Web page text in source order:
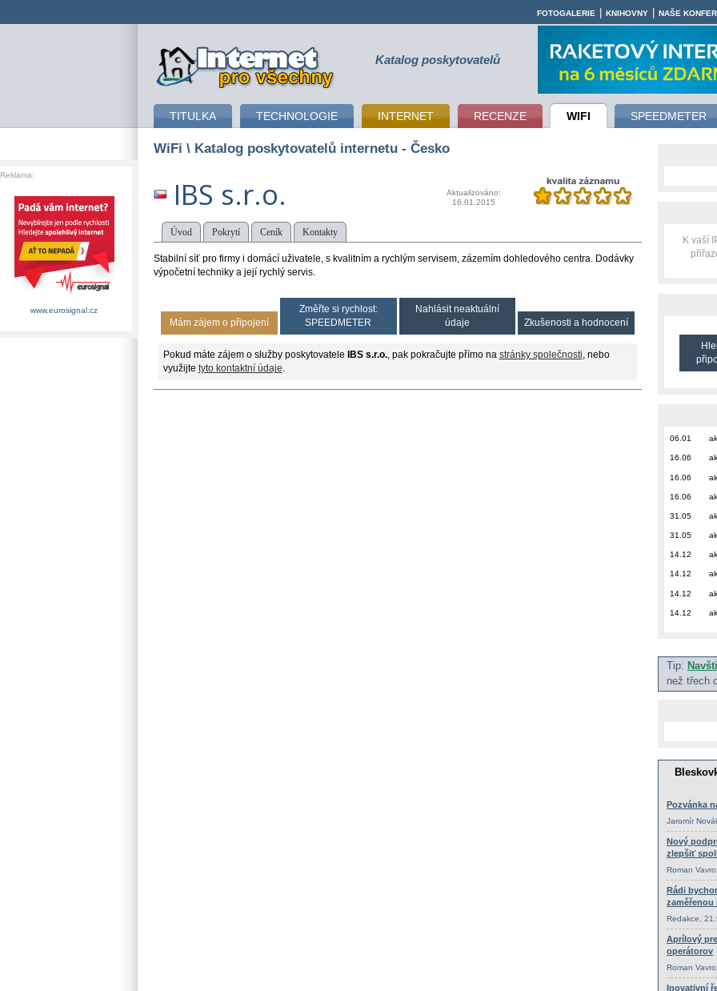
připojení k internetu Katalog poskytovatelů
TITULKA TECHNOLOGIE INTERNET RECENZE WIFI SPEEDMETER
FOTOGALERIE KNIHOVNY NAŠE
WiFi \ Katalog poskytovatelů internetu - Česko
IBS s.r.o.
Aktualizováno:
16.01.2015
Úvod Pokrytí Ceník Kontakty
Stabilní síť pro firmy i domácí uživatele, s kvalitním a rychlým servisem, zázemím dohledového centra. Dodávky
výpočetní techniky a její rychlý servis.
Mám zájem o připojení
Změřte si rychlost:
SPEEDMETER
Nahlásit neaktuální
údaje
Zkušenosti a hodnocení
Pokud máte zájem o služby poskytovatele IBS s.r.o., pak pokračujte přímo na stránky společnosti , nebo
využijte tyto kontaktní údaje
K vaší
06.01
16.06
16.06
16.06
31.05
31.05
14.12
14.12
14.12
14.12
Tip:
než třech
Reklama:
www.eurosignal.cz